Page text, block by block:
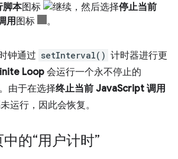
脚本图标 ，然后选择停止当前
用图标 。
钟通过 setInterval() 计时器进行更
Loop 会运行一个永不停止的
由于在选择终止当前 JavaScript 调用
运行，因此会恢复。
的“用户计时”